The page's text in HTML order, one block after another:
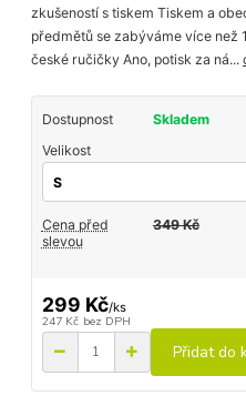
zkušeností s tiskem Tiskem a
předmětů se zabýváme více než
české ručičky Ano, potisk za ná...
Dostupnost
Skladem
Velikost
Cena před
slevou
349 Kč
299 Kč/ks
247 Kč bez DPH
Přidat do